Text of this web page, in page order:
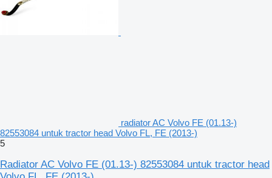
radiator AC Volvo FE (01.13-)
82553084 untuk tractor head Volvo FL, FE (2013-)
5
Radiator AC Volvo FE (01.13-) 82553084 untuk tractor head